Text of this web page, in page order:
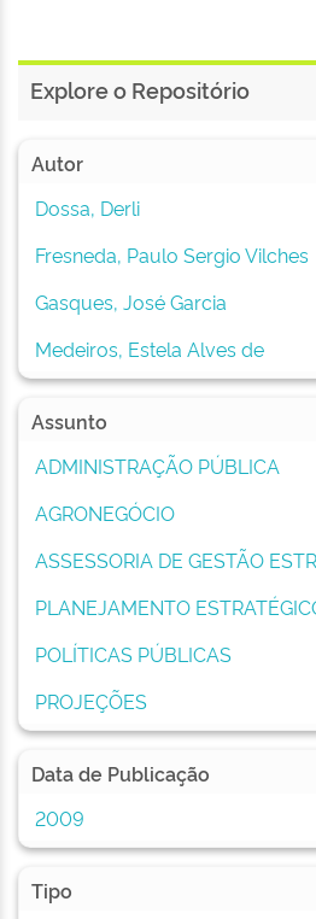
Explore o Repositório
Autor
Dossa, Derli
Fresneda, Paulo Sergio Vilches
Gasques, José Garcia
Medeiros, Estela Alves de
Assunto
ADMINISTRAÇÃO PÚBLICA
AGRONEGÓCIO
ASSESSORIA DE GESTÃO
PLANEJAMENTO
POLÍTICAS PÚBLICAS
PROJEÇÕES
Data de Publicação
2009
Tipo